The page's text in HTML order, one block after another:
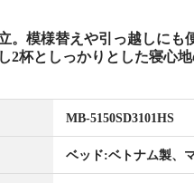
。模様替えや引っ越しにも
2杯としっかりとした寝心
MB-5150SD3101HS
ベッド:ベトナム製、